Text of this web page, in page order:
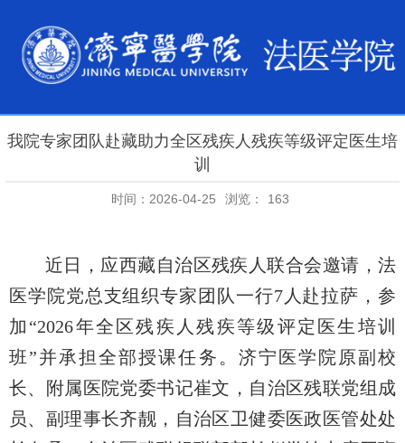
我院专家团队赴藏助力全区残疾人残疾等级评定医生培
训
时间：2026-04-25 浏览： 163
近日 ，应西藏自治区残疾人联合会邀请，法
医学院党总支组织专家团队一行7人 赴拉萨，参
加 “2026年全区残疾人残疾等级评定医生培训
班”并承担全部授课任务。济宁医学院原副校
长、附属医院党委书记崔文 ， 自治区残联党组成
员、副理事长齐靓 ， 自治区卫健委医政医管处处